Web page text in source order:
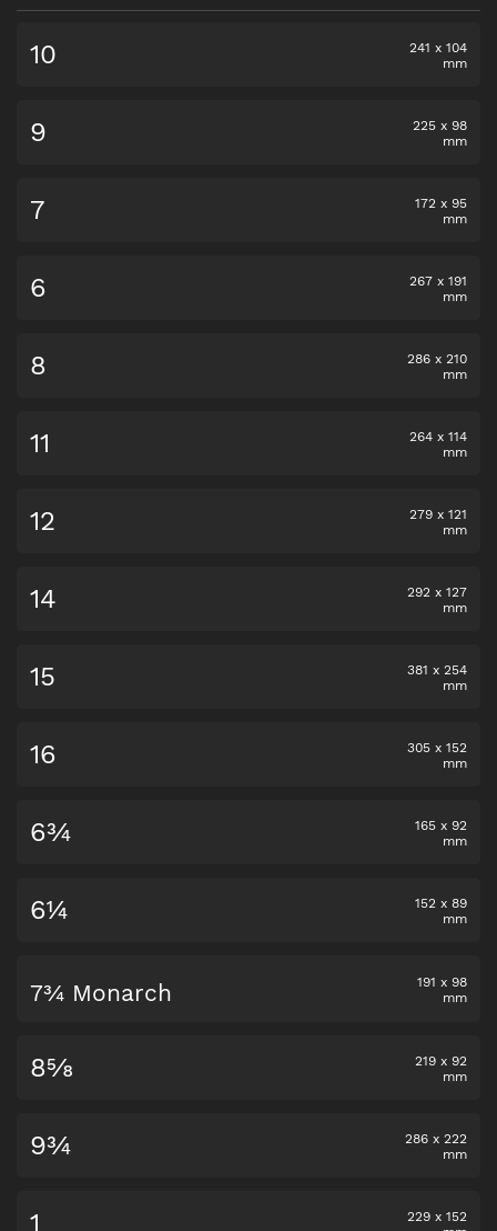
10 241 x 104
mm
9 225 x 98
mm
7 172 x 95
mm
6 267 x 191
mm
8 286 x 210
mm
11 264 x 114
mm
12 279 x 121
mm
14 292 x 127
mm
15 381 x 254
mm
16 305 x 152
mm
6¾ 165 x 92
mm
6¼ 152 x 89
mm
7¾ Monarch 191 x 98
mm
8⅝ 219 x 92
mm
9¾ 286 x 222
mm
1 229 x 152